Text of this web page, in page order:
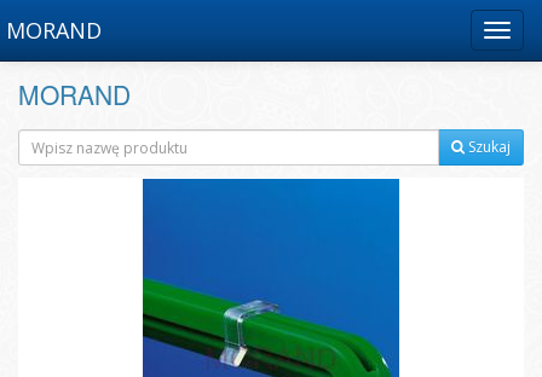
Menu
MORAND
MORAND
Szukaj